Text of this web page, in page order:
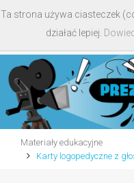
Materiały edukacyjne
Karty logopedyczne z
Ta strona używa ciasteczek
działać lepiej.